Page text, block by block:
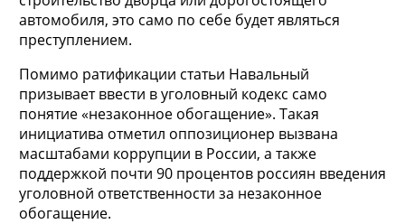
автомобиля, это само по себе будет являться
преступлением.
Помимо ратификации статьи Навальный
призывает ввести в уголовный кодекс само
понятие «незаконное обогащение». Такая
инициатива отметил оппозиционер вызвана
масштабами коррупции в России, а также
поддержкой почти 90 процентов россиян введения
уголовной ответственности за незаконное
обогащение.